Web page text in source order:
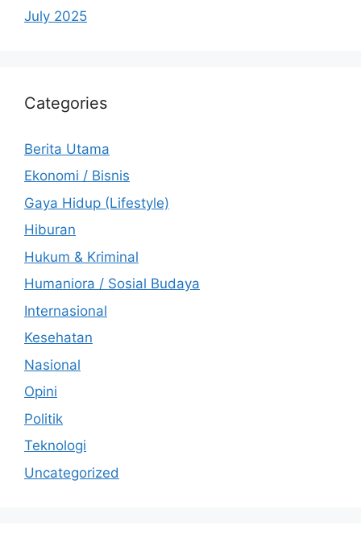
July 2025
Categories
Berita Utama
Ekonomi / Bisnis
Gaya Hidup (Lifestyle)
Hiburan
Hukum & Kriminal
Humaniora / Sosial Budaya
Internasional
Kesehatan
Nasional
Opini
Politik
Teknologi
Uncategorized